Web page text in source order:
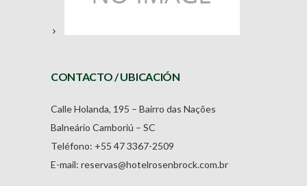
CONTACTO / UBICACIÓN
Calle Holanda, 195 – Bairro das Nações
Balneário Camboriú – SC
Teléfono: +55 47 3367-2509
E-mail: reservas@hotelrosenbrock.com.br